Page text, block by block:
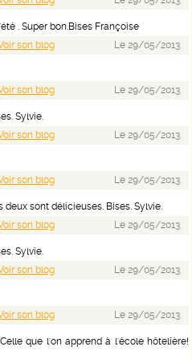
. Super bon.Bises Françoise
son blog
Le 29/05/2013
son blog
Le 29/05/2013
Sylvie.
son blog
Le 29/05/2013
son blog
Le 29/05/2013
deux sont délicieuses. Bises. Sylvie.
son blog
Le 29/05/2013
Sylvie.
son blog
Le 29/05/2013
son blog
Le 29/05/2013
que l'on apprend à l'école hôtelière!